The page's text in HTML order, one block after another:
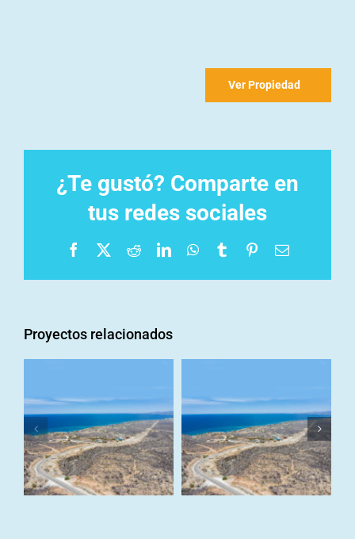
Ver Propiedad
¿Te gustó? Comparte en
tus redes sociales
Facebook
X RedditLinkedInWhatsApp
TumblrPinterestCorreo
Proyectos relacionados
Barriles-
Rancho
Corazón
Todos
Los
Barriles-
Yates
Palmira